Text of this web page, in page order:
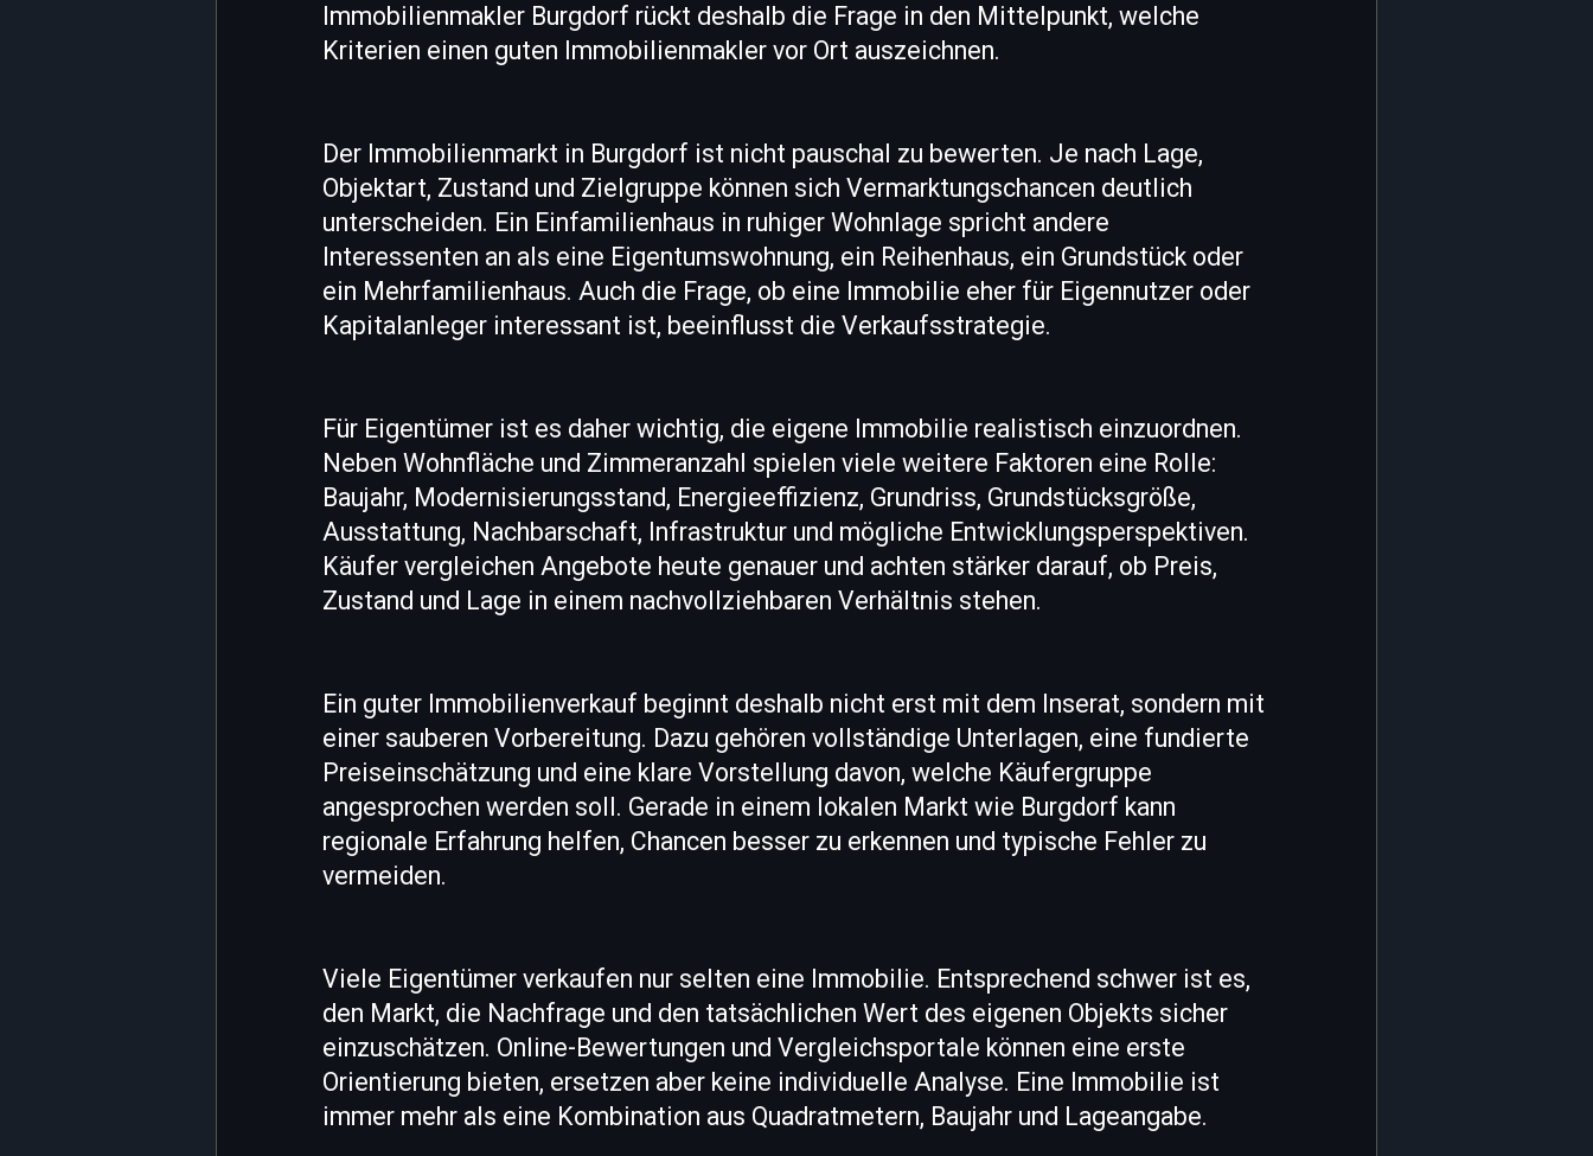
Immobilienmakler Burgdorf rückt deshalb die Frage in den Mittelpunkt, welche
Kriterien einen guten Immobilienmakler vor Ort auszeichnen.
Der Immobilienmarkt in Burgdorf ist nicht pauschal zu bewerten. Je nach Lage,
Objektart, Zustand und Zielgruppe können sich Vermarktungschancen deutlich
unterscheiden. Ein Einfamilienhaus in ruhiger Wohnlage spricht andere
Interessenten an als eine Eigentumswohnung, ein Reihenhaus, ein Grundstück oder
ein Mehrfamilienhaus. Auch die Frage, ob eine Immobilie eher für Eigennutzer oder
Kapitalanleger interessant ist, beeinflusst die Verkaufsstrategie.
Für Eigentümer ist es daher wichtig, die eigene Immobilie realistisch einzuordnen.
Neben Wohnfläche und Zimmeranzahl spielen viele weitere Faktoren eine Rolle:
Baujahr, Modernisierungsstand, Energieeffizienz, Grundriss, Grundstücksgröße,
Ausstattung, Nachbarschaft, Infrastruktur und mögliche Entwicklungsperspektiven.
Käufer vergleichen Angebote heute genauer und achten stärker darauf, ob Preis,
Zustand und Lage in einem nachvollziehbaren Verhältnis stehen.
Ein guter Immobilienverkauf beginnt deshalb nicht erst mit dem Inserat, sondern mit
einer sauberen Vorbereitung. Dazu gehören vollständige Unterlagen, eine fundierte
Preiseinschätzung und eine klare Vorstellung davon, welche Käufergruppe
angesprochen werden soll. Gerade in einem lokalen Markt wie Burgdorf kann
regionale Erfahrung helfen, Chancen besser zu erkennen und typische Fehler zu
vermeiden.
Viele Eigentümer verkaufen nur selten eine Immobilie. Entsprechend schwer ist es,
den Markt, die Nachfrage und den tatsächlichen Wert des eigenen Objekts sicher
einzuschätzen. Online-Bewertungen und Vergleichsportale können eine erste
Orientierung bieten, ersetzen aber keine individuelle Analyse. Eine Immobilie ist
immer mehr als eine Kombination aus Quadratmetern, Baujahr und Lageangabe.